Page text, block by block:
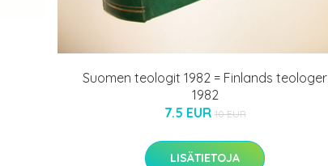
Suomen teologit 1982 = Finlands teologer
1982
7.5 EUR 10 EUR
LISÄTIETOJA